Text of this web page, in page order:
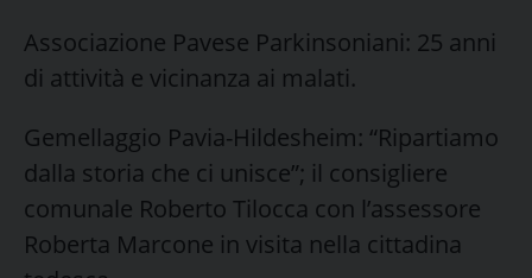
Associazione Pavese Parkinsoniani: 25 anni
di attività e vicinanza ai malati.
Gemellaggio Pavia-Hildesheim: “Ripartiamo
dalla storia che ci unisce”; il consigliere
comunale Roberto Tilocca con l’assessore
Roberta Marcone in visita nella cittadina